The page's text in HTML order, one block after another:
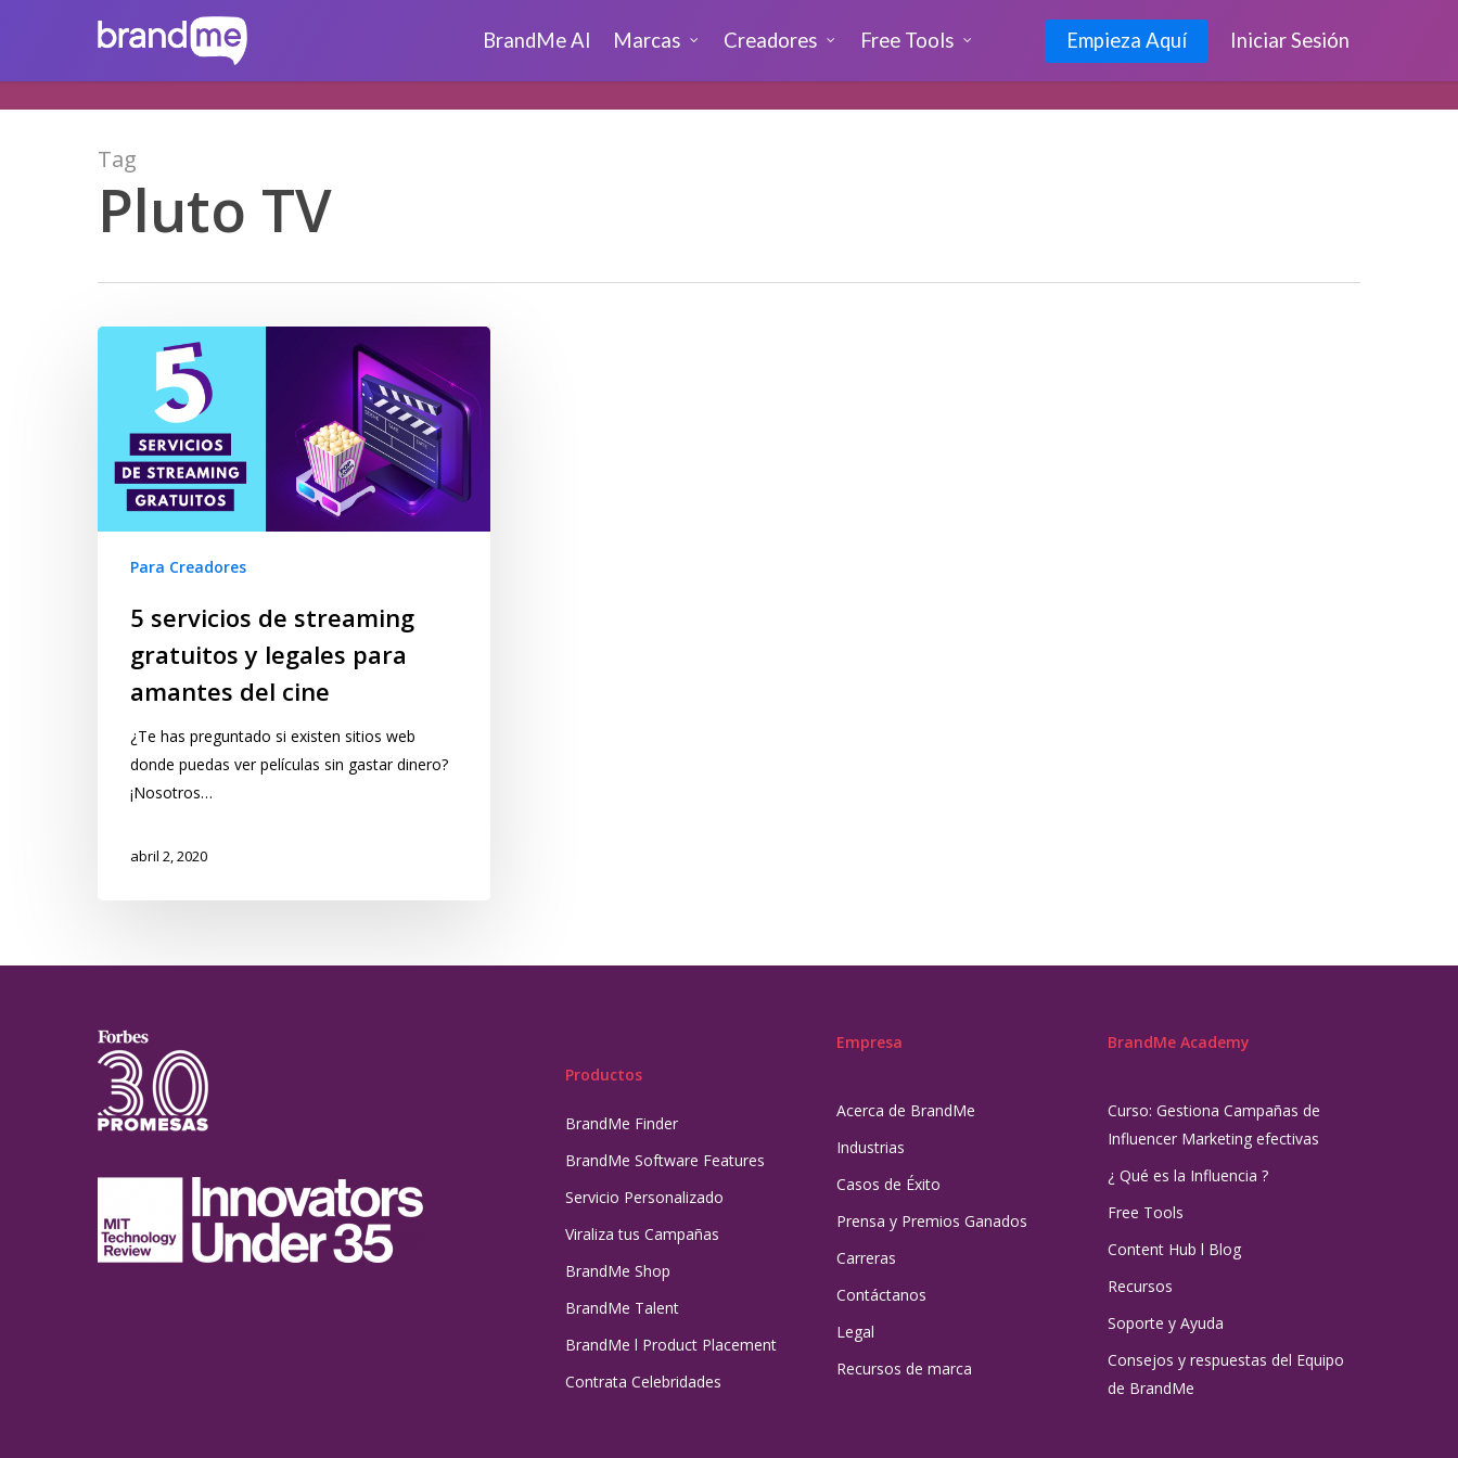
BrandMe AI Marcas Creadores Free Tools Empieza Aquí Iniciar Sesión
Tag
Pluto TV
Para Creadores
5 servicios de streaming
gratuitos y legales para
amantes del cine
¿Te has preguntado si existen sitios web
donde puedas ver películas sin gastar dinero?
¡Nosotros…
abril 2, 2020
Productos
BrandMe Finder
BrandMe Software Features
Servicio Personalizado
Viraliza tus Campañas
BrandMe Shop
BrandMe Talent
BrandMe l Product Placement
Contrata Celebridades
Empresa
Acerca de BrandMe
Industrias
Casos de Éxito
Prensa y Premios Ganados
Carreras
Contáctanos
Legal
Recursos de marca
BrandMe Academy
Curso: Gestiona Campañas de
Influencer Marketing efectivas
¿ Qué es la Influencia ?
Free Tools
Content Hub l Blog
Recursos
Soporte y Ayuda
Consejos y respuestas del Equipo
de BrandMe